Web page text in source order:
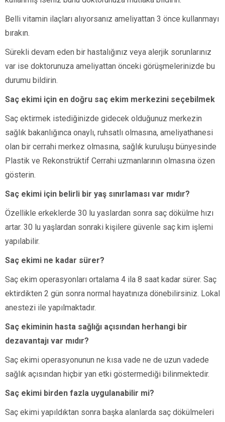
Belli vitamin ilaçları alıyorsanız ameliyattan 3 önce kullanmayı
bırakın.
Sürekli devam eden bir hastalığınız veya alerjik sorunlarınız
var ise doktorunuza ameliyattan önceki görüşmelerinizde bu
durumu bildirin.
Saç ekimi için en doğru saç ekim merkezini seçebilmek
Saç ektirmek istediğinizde gidecek olduğunuz merkezin
sağlık bakanlığınca onaylı, ruhsatlı olmasına, ameliyathanesi
olan bir cerrahi merkez olmasına, sağlık kuruluşu bünyesinde
Plastik ve Rekonstrüktif Cerrahi uzmanlarının olmasına özen
gösterin.
Saç ekimi için belirli bir yaş sınırlaması var mıdır?
Özellikle erkeklerde 30 lu yaslardan sonra saç dökülme hızı
artar. 30 lu yaşlardan sonraki kişilere güvenle saç kim işlemi
yapılabilir.
Saç ekimi ne kadar sürer?
Saç ekim operasyonları ortalama 4 ila 8 saat kadar sürer. Saç
ektirdikten 2 gün sonra normal hayatınıza dönebilirsiniz. Lokal
anestezi ile yapılmaktadır.
Saç ekiminin hasta sağlığı açısından herhangi bir
dezavantajı var mıdır?
Saç ekimi operasyonunun ne kısa vade ne de uzun vadede
sağlık açısından hiçbir yan etki göstermediği bilinmektedir.
Saç ekimi birden fazla uygulanabilir mi?
Saç ekimi yapıldıktan sonra başka alanlarda saç dökülmeleri